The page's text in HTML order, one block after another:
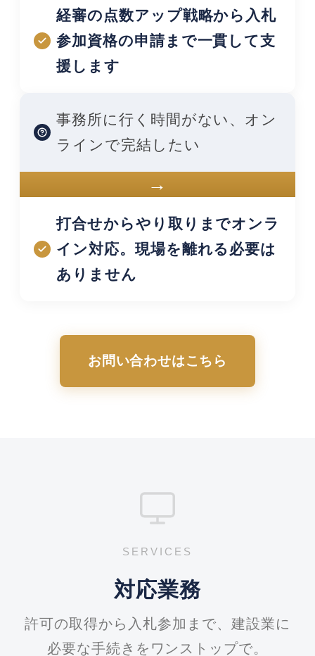
経審の点数アップ戦略から入札
参加資格の申請まで一貫して支
援します
事務所に行く時間がない、オン
ラインで完結したい
→
打合せからやり取りまでオンラ
イン対応。現場を離れる必要は
ありません
お問い合わせはこちら
SERVICES
対応業務
許可の取得から入札参加まで、建設業に
必要な手続きをワンストップで。